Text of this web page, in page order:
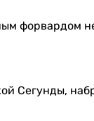
форвардом
Сегунды,